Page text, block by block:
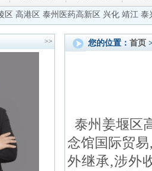
区 高港区 泰州医药高新区 兴化 靖江 泰
>> 您的位置： 首页
泰州姜堰区
念馆国际贸
外继承,涉外